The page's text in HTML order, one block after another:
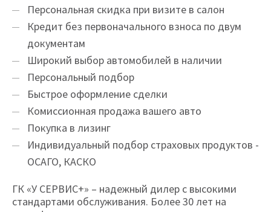
Персональная скидка при визите в салон
Кредит без первоначального взноса по двум
документам
Широкий выбор автомобилей в наличии
Персональный подбор
Быстрое оформление сделки
Комиссионная продажа вашего авто
Покупка в лизинг
Индивидуальный подбор страховых продуктов -
ОСАГО, КАСКО
ГК «У СЕРВИС+» – надежный дилер с высокими
стандартами обслуживания. Более 30 лет на